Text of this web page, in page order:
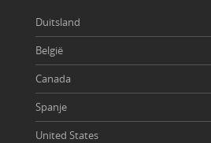
Duitsland
België
Canada
Spanje
United States